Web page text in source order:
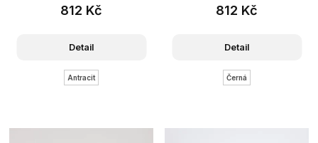
812 Kč
Detail
Antracit
812 Kč
Detail
Černá